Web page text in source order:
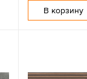
В корзину